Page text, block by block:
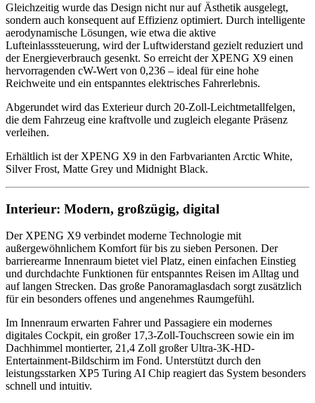
Gleichzeitig wurde das Design nicht nur auf Ästhetik ausgelegt,
sondern auch konsequent auf Effizienz optimiert. Durch intelligente
aerodynamische Lösungen, wie etwa die aktive
Lufteinlasssteuerung, wird der Luftwiderstand gezielt reduziert und
der Energieverbrauch gesenkt. So erreicht der XPENG X9 einen
hervorragenden cW-Wert von 0,236 – ideal für eine hohe
Reichweite und ein entspanntes elektrisches Fahrerlebnis.
Abgerundet wird das Exterieur durch 20-Zoll-Leichtmetallfelgen,
die dem Fahrzeug eine kraftvolle und zugleich elegante Präsenz
verleihen.
Erhältlich ist der XPENG X9 in den Farbvarianten Arctic White,
Silver Frost, Matte Grey und Midnight Black.
Interieur: Modern, großzügig, digital
Der XPENG X9 verbindet moderne Technologie mit
außergewöhnlichem Komfort für bis zu sieben Personen. Der
barrierearme Innenraum bietet viel Platz, einen einfachen Einstieg
und durchdachte Funktionen für entspanntes Reisen im Alltag und
auf langen Strecken. Das große Panoramaglasdach sorgt zusätzlich
für ein besonders offenes und angenehmes Raumgefühl.
Im Innenraum erwarten Fahrer und Passagiere ein modernes
digitales Cockpit, ein großer 17,3-Zoll-Touchscreen sowie ein im
Dachhimmel montierter, 21,4 Zoll großer Ultra-3K-HD-
Entertainment-Bildschirm im Fond. Unterstützt durch den
leistungsstarken XP5 Turing AI Chip reagiert das System besonders
schnell und intuitiv.